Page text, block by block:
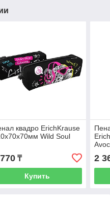
квадро ErichKrause
Wild Soul
₸
Купить
2